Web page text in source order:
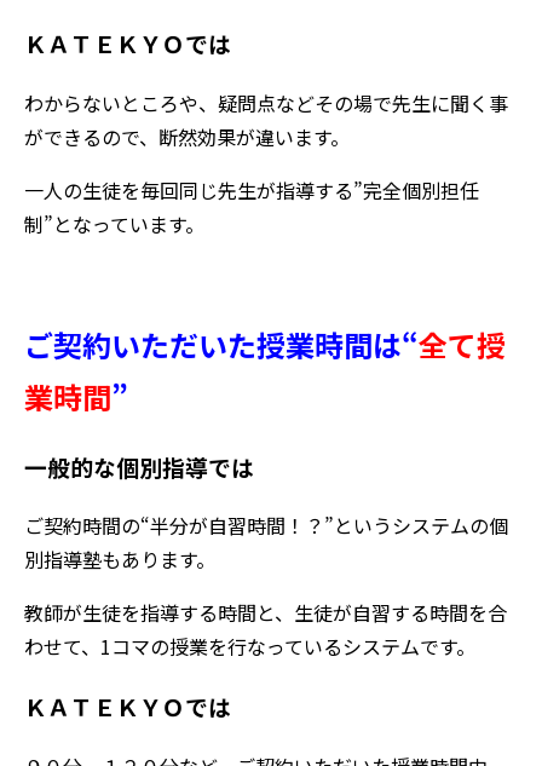
ＫＡＴＥＫＹＯでは
わからないところや、疑問点などその場で先生に聞く事
ができるので、断然効果が違います。
一人の生徒を毎回同じ先生が指導する”完全個別担任
制”となっています。
ご契約いただいた授業時間は“全て授
業時間”
一般的な個別指導では
ご契約時間の“半分が自習時間！？”というシステムの個
別指導塾もあります。
教師が生徒を指導する時間と、生徒が自習する時間を合
わせて、1コマの授業を行なっているシステムです。
ＫＡＴＥＫＹＯでは